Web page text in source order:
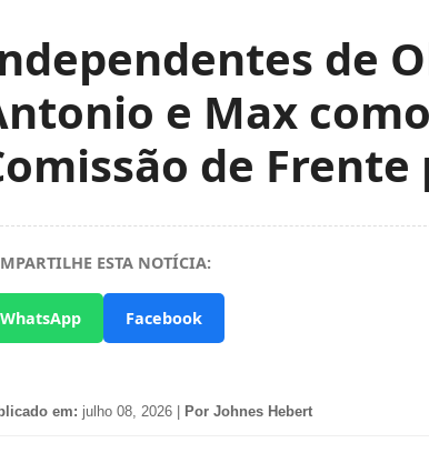
de
e Max
de
ESTA NOTÍCIA:
WhatsApp Facebook
em: julho 08, 2026 | Por Johnes Hebert